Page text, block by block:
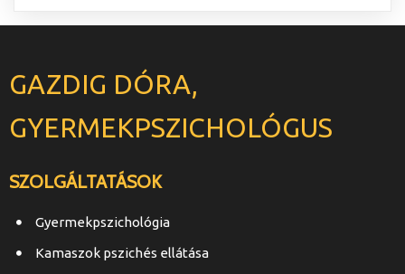
GAZDIG DÓRA,
GYERMEKPSZICHOLÓGUS
SZOLGÁLTATÁSOK
Gyermekpszichológia
Kamaszok pszichés ellátása